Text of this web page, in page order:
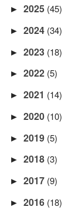
► 2025 (45)
► 2024 (34)
► 2023 (18)
► 2022 (5)
► 2021 (14)
► 2020 (10)
► 2019 (5)
► 2018 (3)
► 2017 (9)
► 2016 (18)